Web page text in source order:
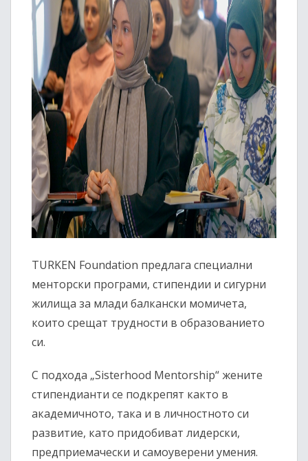
TURKEN Foundation предлага специални
менторски програми, стипендии и сигурни
жилища за млади балкански момичета,
които срещат трудности в образованието
си.
С подхода „Sisterhood Mentorship“ жените
стипендианти се подкрепят както в
академичното, така и в личностното си
развитие, като придобиват лидерски,
предприемачески и самоуверени умения.